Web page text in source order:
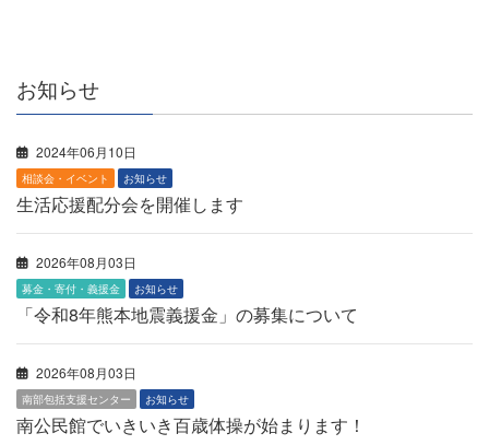
お知らせ
2024年06月10日
相談会・イベント お知らせ
生活応援配分会を開催します
2026年08月03日
募金・寄付・義援金 お知らせ
「令和8年熊本地震義援金」の募集について
2026年08月03日
南部包括支援センター お知らせ
南公民館でいきいき百歳体操が始まります！